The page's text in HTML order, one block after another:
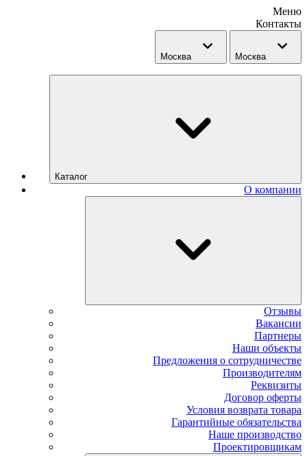
Меню
Контакты
Москва Москва
Каталог
О компании
Отзывы
Вакансии
Партнеры
Наши объекты
Предложения о сотрудничестве
Производителям
Реквизиты
Договор оферты
Условия возврата товара
Гарантийные обязательства
Наше производство
Проектировщикам